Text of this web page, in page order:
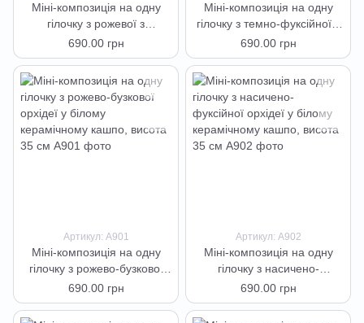
Міні-композиція на одну
гілочку з рожевої з
фіолетовою серединкою
орхідеї у білому
керамічному кашпо, висота
35 см
690.00 грн
Міні-композиція на одну
гілочку з темно-фуксійної з
крапочками орхідеї у білому
керамічному кашпо, висота
690.00 грн
Артикул: А901
Міні-композиція на одну
гілочку з рожево-бузкової
орхідеї у білому
керамічному кашпо, висота
690.00 грн
Артикул: А902
Міні-композиція на одну
гілочку з насичено-
фуксійної орхідеї у білому
керамічному кашпо, висота
690.00 грн